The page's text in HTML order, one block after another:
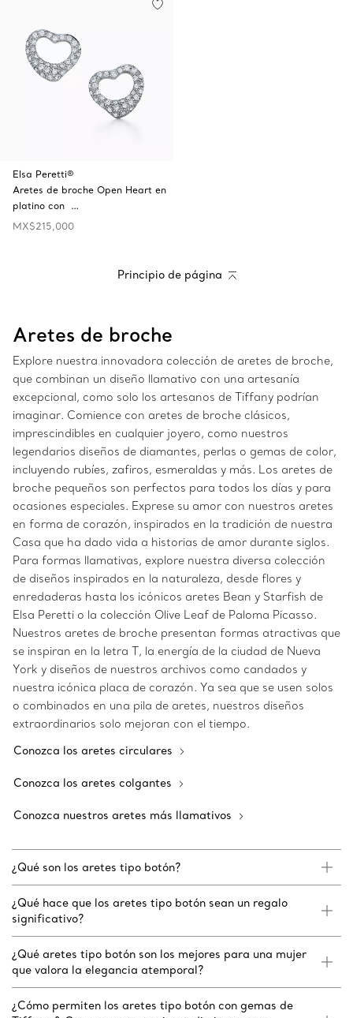
Elsa Peretti®
Aretes de broche Open Heart en
platino con …
MX$215,000
Principio de página
Aretes de broche
Explore nuestra innovadora colección de aretes de broche,
que combinan un diseño llamativo con una artesanía
excepcional, como solo los artesanos de Tiffany podrían
imaginar. Comience con aretes de broche clásicos,
imprescindibles en cualquier joyero, como nuestros
legendarios diseños de diamantes, perlas o gemas de color,
incluyendo rubíes, zafiros, esmeraldas y más. Los aretes de
broche pequeños son perfectos para todos los días y para
ocasiones especiales. Exprese su amor con nuestros aretes
en forma de corazón, inspirados en la tradición de nuestra
Casa que ha dado vida a historias de amor durante siglos.
Para formas llamativas, explore nuestra diversa colección
de diseños inspirados en la naturaleza, desde flores y
enredaderas hasta los icónicos aretes Bean y Starfish de
Elsa Peretti o la colección Olive Leaf de Paloma Picasso.
Nuestros aretes de broche presentan formas atractivas que
se inspiran en la letra T, la energía de la ciudad de Nueva
York y diseños de nuestros archivos como candados y
nuestra icónica placa de corazón. Ya sea que se usen solos
o combinados en una pila de aretes, nuestros diseños
extraordinarios solo mejoran con el tiempo.
Conozca los aretes circulares
Conozca los aretes colgantes
Conozca nuestros aretes más llamativos
¿Qué son los aretes tipo botón?
¿Qué hace que los aretes tipo botón sean un regalo
significativo?
¿Qué aretes tipo botón son los mejores para una mujer
que valora la elegancia atemporal?
¿Cómo permiten los aretes tipo botón con gemas de